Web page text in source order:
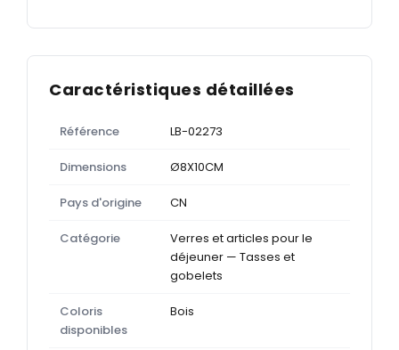
Caractéristiques détaillées
Référence LB-02273
Dimensions Ø8X10CM
Pays d'origine CN
Catégorie
Verres et articles pour le
déjeuner — Tasses et
gobelets
Coloris
disponibles
Bois